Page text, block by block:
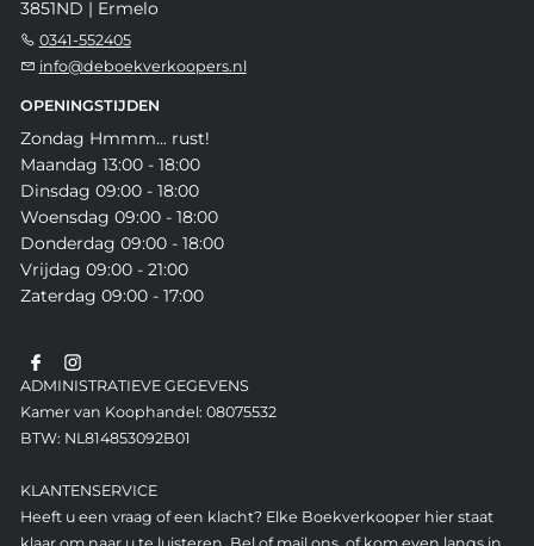
3851ND | Ermelo
0341-552405
info@deboekverkoopers.nl
OPENINGSTIJDEN
Zondag Hmmm... rust!
Maandag 13:00 - 18:00
Dinsdag 09:00 - 18:00
Woensdag 09:00 - 18:00
Donderdag 09:00 - 18:00
Vrijdag 09:00 - 21:00
Zaterdag 09:00 - 17:00
ADMINISTRATIEVE GEGEVENS
Kamer van Koophandel: 08075532
BTW: NL814853092B01
KLANTENSERVICE
Heeft u een vraag of een klacht? Elke Boekverkooper hier staat